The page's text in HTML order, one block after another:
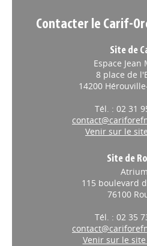
Contacter le Carif-
Site de
Espace Jean
8 place de
14200
Tél. : 02 31
Venir sur le
Site de
Atrium
115 boulevard
76100
Tél. : 02 35
Venir sur le